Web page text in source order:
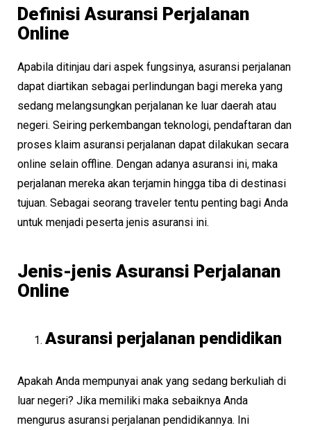
Definisi Asuransi Perjalanan
Online
Apabila ditinjau dari aspek fungsinya, asuransi perjalanan
dapat diartikan sebagai perlindungan bagi mereka yang
sedang melangsungkan perjalanan ke luar daerah atau
negeri. Seiring perkembangan teknologi, pendaftaran dan
proses klaim asuransi perjalanan dapat dilakukan secara
online selain offline. Dengan adanya asuransi ini, maka
perjalanan mereka akan terjamin hingga tiba di destinasi
tujuan. Sebagai seorang traveler tentu penting bagi Anda
untuk menjadi peserta jenis asuransi ini.
Jenis-jenis Asuransi Perjalanan
Online
Asuransi perjalanan pendidikan
Apakah Anda mempunyai anak yang sedang berkuliah di
luar negeri? Jika memiliki maka sebaiknya Anda
mengurus asuransi perjalanan pendidikannya. Ini